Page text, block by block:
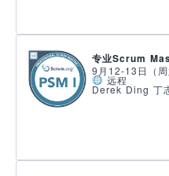
专业Scrum
9月12-13日（周
远程
Derek Ding 丁